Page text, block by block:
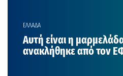
ΕΛΛΑΔΑ
Αυτή είναι η
ανακλήθηκε από τον